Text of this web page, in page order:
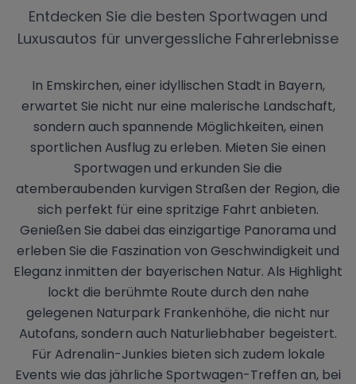
Entdecken Sie die besten Sportwagen und
Luxusautos für unvergessliche Fahrerlebnisse
In Emskirchen, einer idyllischen Stadt in Bayern,
erwartet Sie nicht nur eine malerische Landschaft,
sondern auch spannende Möglichkeiten, einen
sportlichen Ausflug zu erleben. Mieten Sie einen
Sportwagen und erkunden Sie die
atemberaubenden kurvigen Straßen der Region, die
sich perfekt für eine spritzige Fahrt anbieten.
Genießen Sie dabei das einzigartige Panorama und
erleben Sie die Faszination von Geschwindigkeit und
Eleganz inmitten der bayerischen Natur. Als Highlight
lockt die berühmte Route durch den nahe
gelegenen Naturpark Frankenhöhe, die nicht nur
Autofans, sondern auch Naturliebhaber begeistert.
Für Adrenalin-Junkies bieten sich zudem lokale
Events wie das jährliche Sportwagen-Treffen an, bei